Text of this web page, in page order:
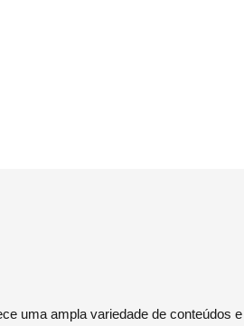
uma ampla variedade de conteúdos